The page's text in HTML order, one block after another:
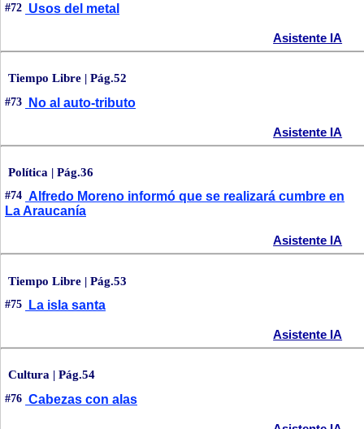
#72 Usos del metal
Asistente IA
Tiempo Libre | Pág.52
#73 No al auto-tributo
Asistente IA
Política | Pág.36
#74 Alfredo Moreno informó que se realizará cumbre en
La Araucanía
Asistente IA
Tiempo Libre | Pág.53
#75 La isla santa
Asistente IA
Cultura | Pág.54
#76 Cabezas con alas